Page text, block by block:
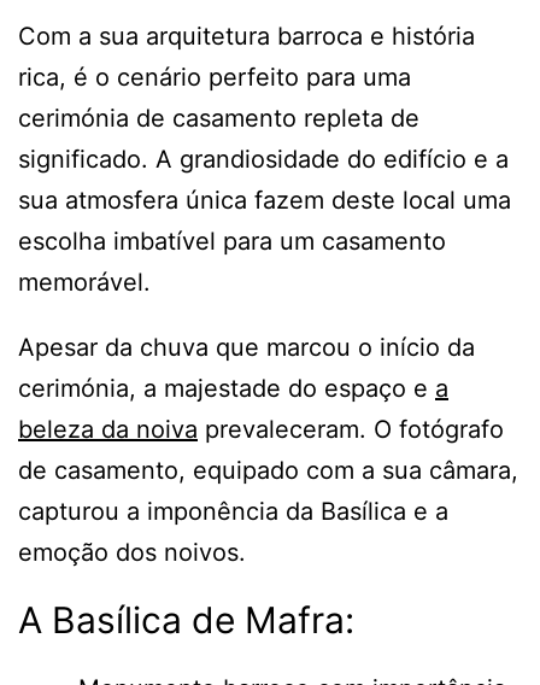
Com a sua arquitetura barroca e história
rica, é o cenário perfeito para uma
cerimónia de casamento repleta de
significado. A grandiosidade do edifício e a
sua atmosfera única fazem deste local uma
escolha imbatível para um casamento
memorável.
Apesar da chuva que marcou o início da
cerimónia, a majestade do espaço e a
beleza da noiva prevaleceram. O fotógrafo
de casamento, equipado com a sua câmara,
capturou a imponência da Basílica e a
emoção dos noivos.
A Basílica de Mafra: